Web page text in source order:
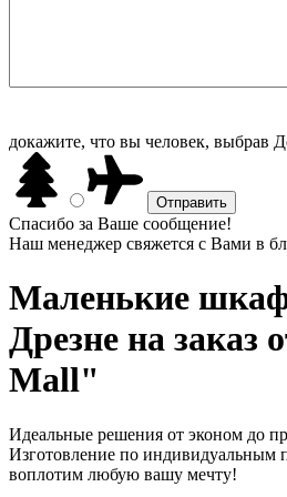
докажите, что вы человек, выбрав
Спасибо за Ваше сообщение!
Наш менеджер свяжется с Вами в
Маленькие
Дрезне на заказ
Mall"
Идеальные решения от эконом до
Изготовление по индивидуальным
воплотим любую вашу мечту!